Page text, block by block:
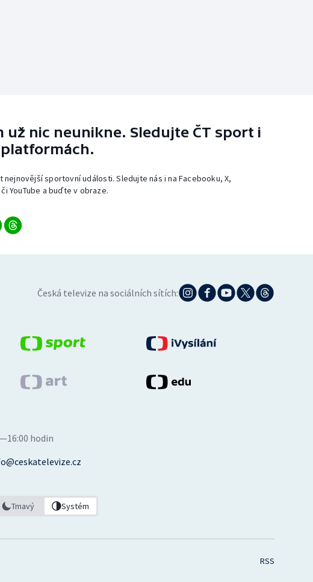
už nic neunikne. Sledujte ČT sport i
nejnovější sportovní události. Sledujte nás i na Facebooku, X,
YouTube a buďte v obraze.
Česká televize na sociálních sítích:
hodin
Tmavý Systém
RSS